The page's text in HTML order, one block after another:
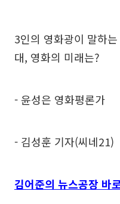
3인의 영화광이 말하
대, 영화의 미래는?
- 윤성은 영화평론가
- 김성훈 기자(씨네21)
김어준의 뉴스공장 바